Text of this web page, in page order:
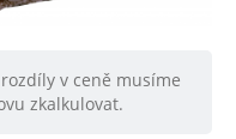
v ceně musíme
zkalkulovat.